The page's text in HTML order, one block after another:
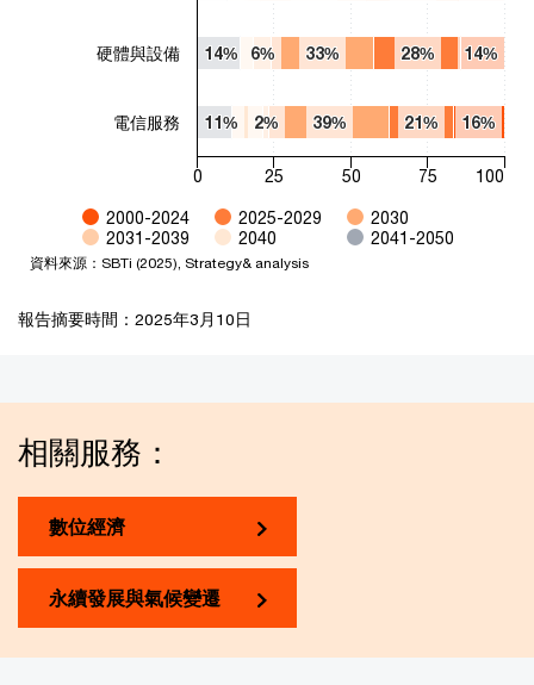
14%
14%
16%
16%
28%
28%
21%
21%
33%
33%
39%
39%
6%
6%
2%
2%
14%
14%
11%
11%
2000-2024 2025-2029
2030
2031-2039
2040 2041-2050
硬體與設備
電信服務
0 100
25 50 75
資料來源：SBTi (2025), Strategy& analysis ​
報告摘要時間：2025年3月10日
相關服務：
數位經濟
永續發展與氣候變遷